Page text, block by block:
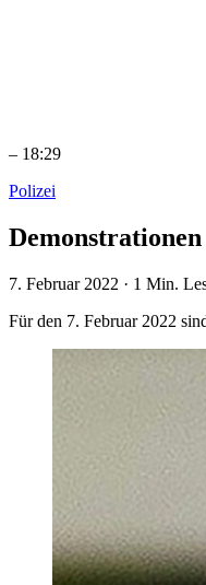
– 18:29
Polizei
7. Februar 2022 · 1 Min.
Für den 7. Februar 2022